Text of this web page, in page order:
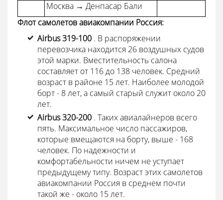
Москва → Денпасар Бали
Флот самолетов авиакомпании Россия:
Airbus 319-100 . В распоряжении
перевозчика находится 26 воздушных судов
этой марки. Вместительность салона
составляет от 116 до 138 человек. Средний
возраст в районе 15 лет. Наиболее молодой
борт - 8 лет, а самый старый служит около 20
лет.
Airbus 320-200 . Таких авиалайнеров всего
пять. Максимальное число пассажиров,
которые вмещаются на борту, выше - 168
человек. По надежности и
комфортабельности ничем не уступает
предыдущему типу. Возраст этих самолетов
авиакомпании Россия в среднем почти
такой же - около 15 лет.